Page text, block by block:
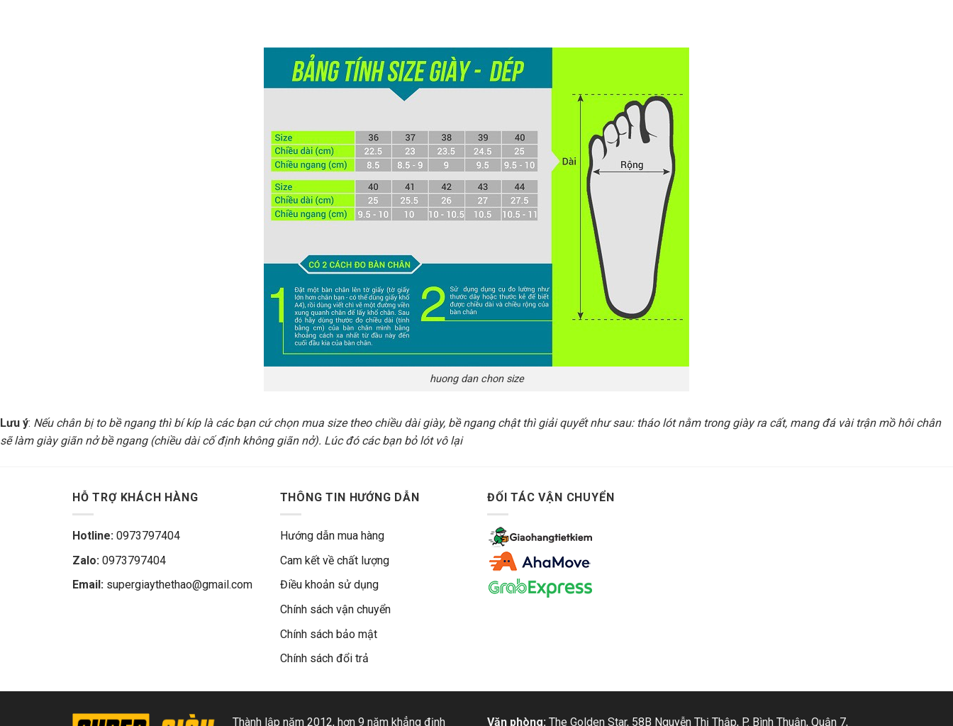
huong dan chon size
Lưu ý: Nếu chân bị to bề ngang thì bí kíp là các bạn cứ chọn mua size theo chiều dài giày, bề ngang chật thì giải quyết như sau: tháo lót nằm trong giày ra cất, mang đá vài trận mồ hôi chân
sẽ làm giày giãn nở bề ngang (chiều dài cố định không giãn nở). Lúc đó các bạn bỏ lót vô lại
HỖ TRỢ KHÁCH HÀNG
Hotline: 0973797404
Zalo: 0973797404
Email: supergiaythethao@gmail.com
THÔNG TIN HƯỚNG DẪN
Hướng dẫn mua hàng
Cam kết về chất lượng
Điều khoản sử dụng
Chính sách vận chuyển
Chính sách bảo mật
Chính sách đổi trả
ĐỐI TÁC VẬN CHUYỂN
Thành lập năm 2012, hơn 9 năm khẳng định Văn phòng: The Golden Star, 58B Nguyễn Thị Thập, P. Bình Thuận, Quận 7,